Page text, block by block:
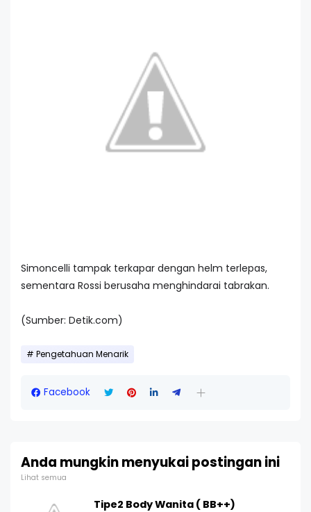
Simoncelli tampak terkapar dengan helm terlepas,
sementara Rossi berusaha menghindarai tabrakan.
(Sumber: Detik.com)
Pengetahuan Menarik
Facebook
Anda mungkin menyukai postingan ini
Lihat semua
Tipe2 Body Wanita ( BB++)